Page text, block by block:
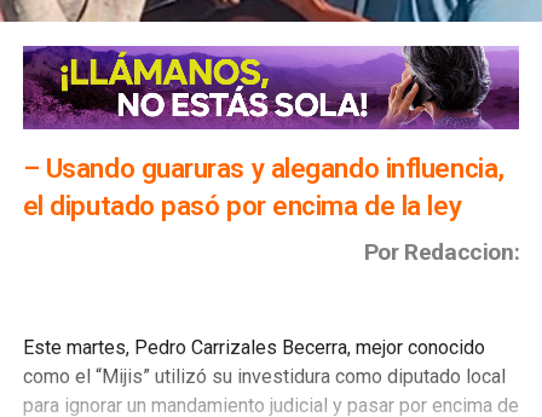
– Usando guaruras y alegando influencia,
el diputado pasó por encima de la ley
Por Redaccion:
Este martes, Pedro Carrizales Becerra, mejor conocido
como el “Mijis” utilizó su investidura como diputado local
para ignorar un mandamiento judicial y pasar por encima de